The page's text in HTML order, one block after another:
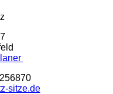
sitze.de